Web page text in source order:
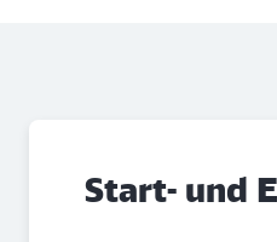
Start- und